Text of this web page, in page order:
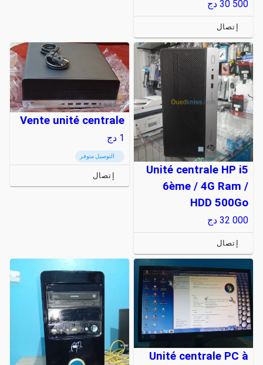
30 500 دج
إتصال
Unité centrale HP i5
6ème / 4G Ram /
HDD 500Go
32 000 دج
إتصال
Vente unité centrale
1 دج
التوصيل متوفر
إتصال
Unité centrale PC à